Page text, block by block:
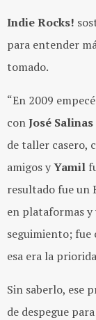
Indie Rocks!
para entender
tomado.
“En 2009
conJosé Salinas
de taller casero,
amigos yYamil
resultado fue un
en plataformas
seguimiento;
esa era la
Sin saberlo, ese
de despegue